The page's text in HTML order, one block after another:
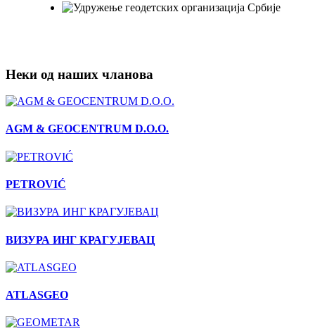
Неки од наших чланова
AGM & GEOCENTRUM D.O.O.
PETROVIĆ
ВИЗУРА ИНГ КРАГУЈЕВАЦ
ATLASGEO